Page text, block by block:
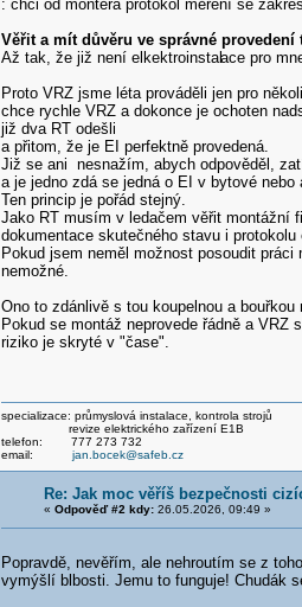
: chci od montéra protokol měření se
Věřit a mít důvěru ve správné
Až tak, že již není elkektroinstalace pro
Proto VRZ jsme léta prováděli jen pro
chce rychle VRZ a dokonce je ochoten
již dva RT odešli
a přitom, že je EI perfektně provedená.
Již se ani nesnažím, abych odpověděl,
a je jedno zdá se jedná o EI v bytové
Ten princip je pořád stejný.
Jako RT musím v ledačem věřit montážní
dokumentace skutečného stavu i
Pokud jsem neměl možnost posoudit
nemožné.
Ono to zdánlivě s tou koupelnou a
Pokud se montáž neprovede řádně a
riziko je skryté v "čase".
specializace: průmyslová instalace, kontrola strojů
revize elektrického zařízení E1B
telefon: 777 273 732
email: jan.bocek@safeb.cz
Re: Jak moc věříš bezpečnosti
« Odpověď #2 kdy:26.05.2026, 09:49 »
Popravdě, nevěřím, ale nehroutím se z
vymýšlí blbosti. Jemu to funguje! Chudák